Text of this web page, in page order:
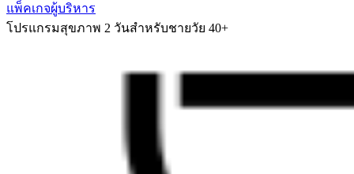
แพ็คเกจผู้บริหาร
โปรแกรมสุขภาพ 2 วันสำหรับชายวัย 40+